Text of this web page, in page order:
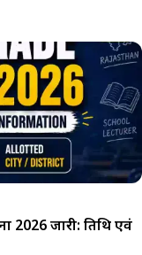
2026 जारी: तिथि एवं